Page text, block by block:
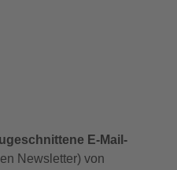
E-Mail-
Newsletter) von